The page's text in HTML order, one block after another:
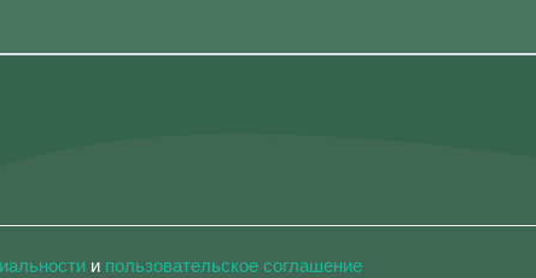
и пользовательское соглашение